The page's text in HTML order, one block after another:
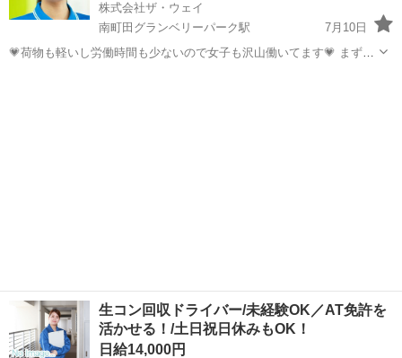
株式会社ザ・ウェイ
南町田グランベリーパーク駅
7月10日
💗荷物も軽いし労働時間も少ないので女子も沢山働いてます💗 まずは
生コン回収ドライバー/未経験OK／AT免許を
活かせる！/土日祝日休みもOK！
日給14,000円